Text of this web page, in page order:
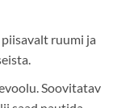
ruumi ja
Soovitatav